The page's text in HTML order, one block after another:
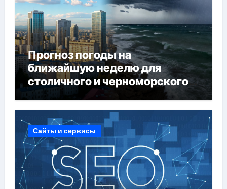
Прогноз погоды на
ближайшую неделю для
столичного и черноморского
регионов
Сайты и сервисы